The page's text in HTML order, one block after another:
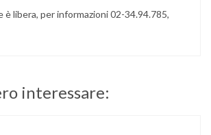
è libera, per informazioni 02-34.94.785,
interessare: